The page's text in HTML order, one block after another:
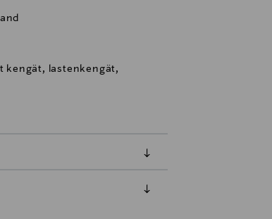
kengät, lastenkengät,